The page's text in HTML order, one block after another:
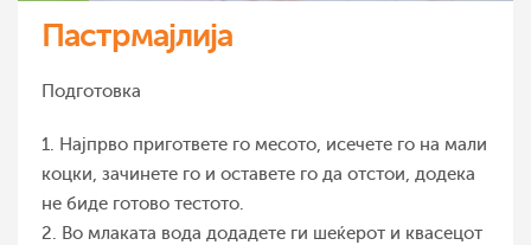
Пастрмајлија
Подготовка
1. Најпрво пригответе го месото, исечете го на мали
коцки, зачинете го и оставете го да отстои, додека
не биде готово тестото.
2. Во млаката вода додадете ги шеќерот и квасецот